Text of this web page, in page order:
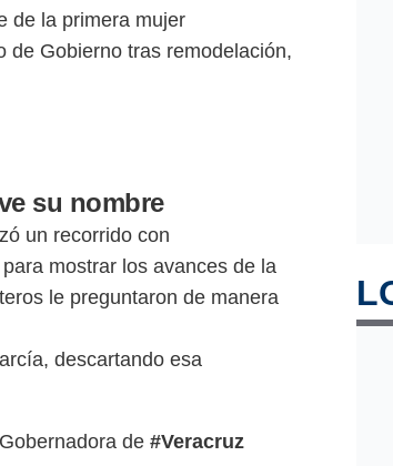
de la primera mujer
de Gobierno tras remodelación,
su nombre
un recorrido con
mostrar los avances de la
le preguntaron de manera
descartando esa
Gobernadora de #Veracruz